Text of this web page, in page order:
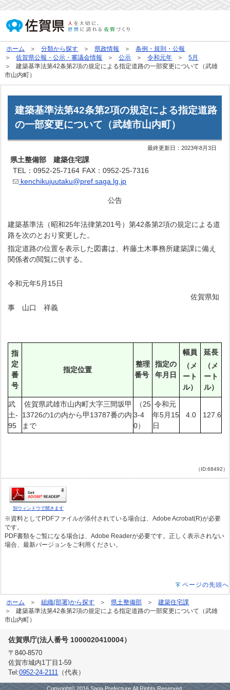
ホーム 分類から探す 県政情報
条例・規則・公報
佐賀県公報・公示・審議会情報
公示 令和元年
5月
建築基準法第42条第2項の規定による指定道路の一部変更について（武雄
市山内町）
建築基準法第42条第2項の規定による指定道路
の一部変更について（武雄市山内町）
最終更新日：2023年8月3日
県土整備部 建築住宅課
TEL：0952-25-7164 FAX：0952-25-7316
kenchikujuutaku@pref.saga.lg.jp
公告
建築基準法（昭和25年法律第201号）第42条第2項の規定による道
路を次のとおり変更した。
指定道路の位置を表示した図書は、杵藤土木事務所建築課に備え
関係者の閲覧に供する。
令和元年5月15日
佐賀県知
事 山口 祥義
指
定
番
号
指定位置
整理
番号
指定の
年月日
幅員
（メ
ート
ル）
延長
（メ
ート
ル）
武
土-
95
佐賀県武雄市山内町大字三間坂甲
13726の1の内から甲13787番の内
まで
（25
3-4
0）
令和元
年5月15
日
4.0 127.6
（ID:68492）
別ウィンドウで開きます
※資料としてPDFファイルが添付されている場合は、Adobe Acrobat(R)が必要
です。
PDF書類をご覧になる場合は、Adobe Readerが必要です。正しく表示されない
場合、最新バージョンをご利用ください。
ページの先頭へ
ホーム 組織(部署)から探す 県土整備部
建築住宅課
建築基準法第42条第2項の規定による指定道路の一部変更について（武雄
市山内町）
佐賀県庁(法人番号 1000020410004）
〒840-8570
佐賀市城内1丁目1-59
Tel:0952-24-2111 （代表）
Copyright© 2016 Saga Prefecture.All Rights Reserved.